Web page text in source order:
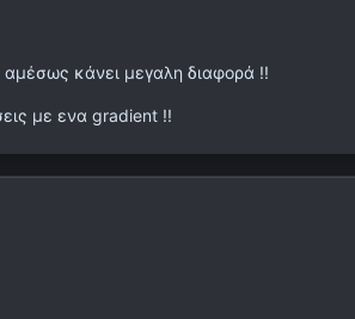
κάνει μεγαλη διαφορά !!
με ενα gradient !!